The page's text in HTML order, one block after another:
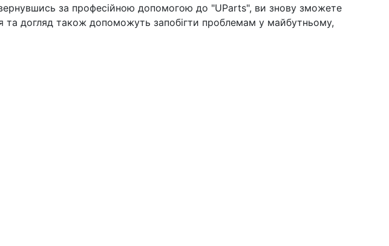
за професійною допомогою до "UParts", ви знову зможете
та догляд також допоможуть запобігти проблемам у майбутньому,